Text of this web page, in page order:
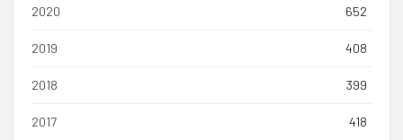
2020 652
2019 408
2018 399
2017 418